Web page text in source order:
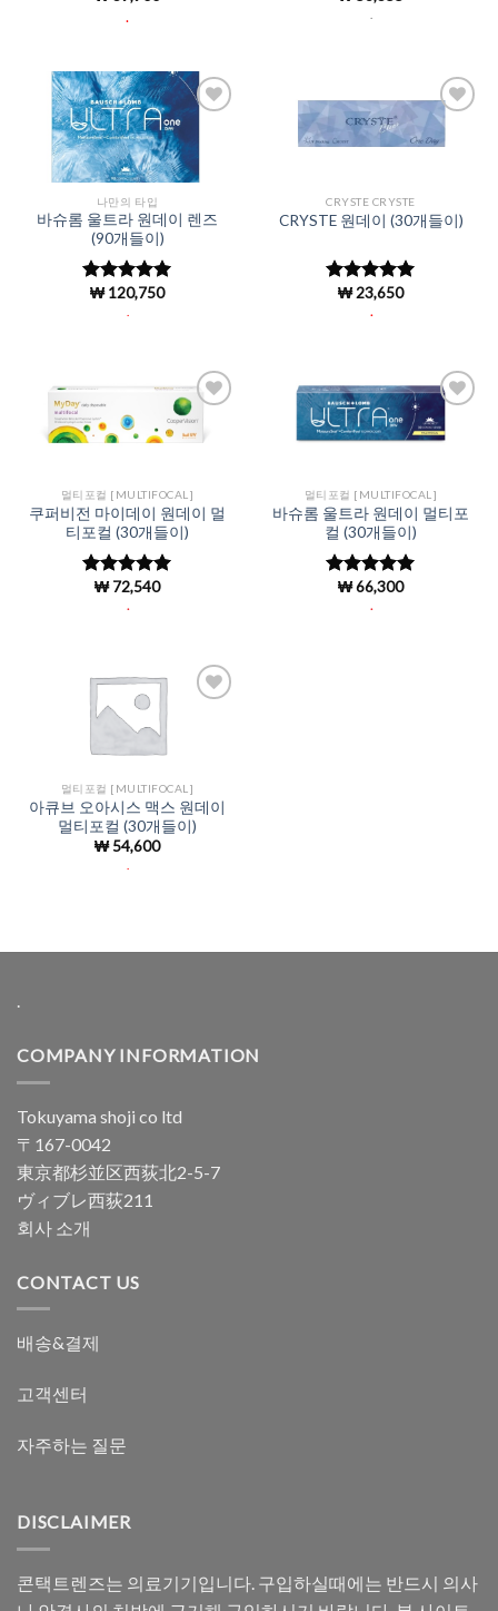
.
로 평가됨
Wishlist
나만의 타입
바슈롬 울트라 원데이 렌즈
(90개들이)
5 중에서5
로 평가됨
₩120,750
Add to
Wishlist
CRYSTE CRYSTE
CRYSTE 원데이 (30개들이)
5 중에서
로 평
₩23,650
.
Add to
Wishlist
멀티포컬 [MULTIFOCAL]
쿠퍼비전 마이데이 원데이 멀
티포컬 (30개들이)
5 중에서
로 평가됨
₩72,540
.
Add to
Wishlist
멀티포컬 [MULTIFOCAL]
바슈롬 울트라 원데이 멀티포
컬 (30개들이)
5 중에서
로 평가됨
₩66,300
.
멀티포컬 [MULTIFOCAL]
아큐브 오아시스 맥스 원데이
멀티포컬 (30개들이)
₩54,600
.
COMPANY INFORMATION
Tokuyama shoji co ltd
〒167-0042
東京都杉並区西荻北2-5-7
ヴィブレ西荻211
회사 소개
CONTACT US
배송&결제
고객센터
자주하는 질문
DISCLAIMER
콘택트렌즈는 의료기기입니다. 구입하실때에는 반드시 의사